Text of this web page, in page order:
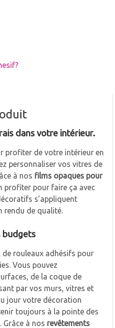
dans votre intérieur.
profiter de votre intérieur en
personnaliser vos vitres de
à nos films opaques pour
profiter pour faire ça avec
s’appliquent
rendu de qualité.
budgets
rouleaux adhésifs pour
Vous pouvez
de la coque de
par vos murs, vitres et
jour votre décoration
toujours à la pointe des
à nos revêtements